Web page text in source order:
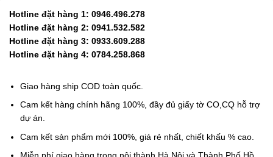
Hotline đặt hàng 1: 0946.496.278
Hotline đặt hàng 2: 0941.532.582
Hotline đặt hàng 3: 0933.609.288
Hotline đặt hàng 4: 0784.258.868
Giao hàng ship COD toàn quốc.
Cam kết hàng chính hãng 100%, đầy đủ giấy tờ CO,CQ hỗ trợ
dự án.
Cam kết sản phẩm mới 100%, giá rẻ nhất, chiết khấu % cao.